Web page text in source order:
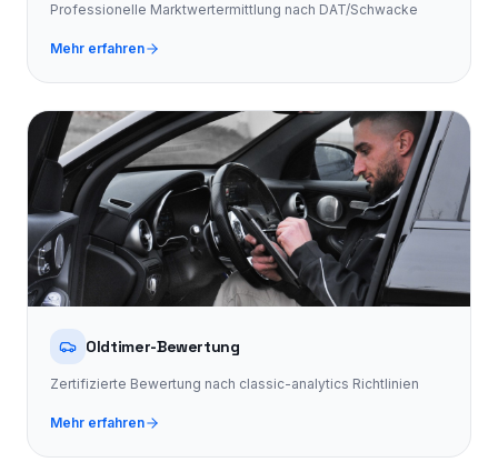
Professionelle Marktwertermittlung nach DAT/Schwacke
Mehr erfahren
Oldtimer-Bewertung
Zertifizierte Bewertung nach classic-analytics Richtlinien
Mehr erfahren